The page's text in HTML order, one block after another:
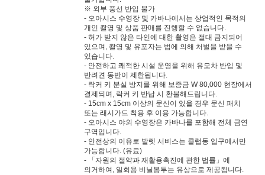
※ 외부 풍선 반입 불가
- 오아시스 수영장 및 카바나에서는 상업적인 목적의
개인 촬영 및 상품 판매를 진행할 수 없습니다.
- 허가 받지 않은 타인에 대한 촬영은 절대 금지되어
있으며, 촬영 및 유포자는 법에 의해 처벌을 받을 수
있습니다.
- 안전하고 쾌적한 시설 운영을 위해 유모차 반입 및
반려견 동반이 제한됩니다.
- 락커 키 분실 방지를 위해 보증금 W 80,000 현장에서
결제되며, 락커 키 반납 시 환불해드립니다.
- 15cm x 15cm 이상의 문신이 있을 경우 문신 패치
또는 래시가드 착용 후 이용 가능합니다.
- 오아시스 야외 수영장은 카바나를 포함해 전체 금연
구역입니다.
- 안전상의 이유로 발렛 서비스는 클럽동 입구에서만
가능합니다. (유료)
- 「자원의 절약과 재활용촉진에 관한 법률」에
의거하여, 일회용 비닐봉투는 유상으로 제공됩니다.